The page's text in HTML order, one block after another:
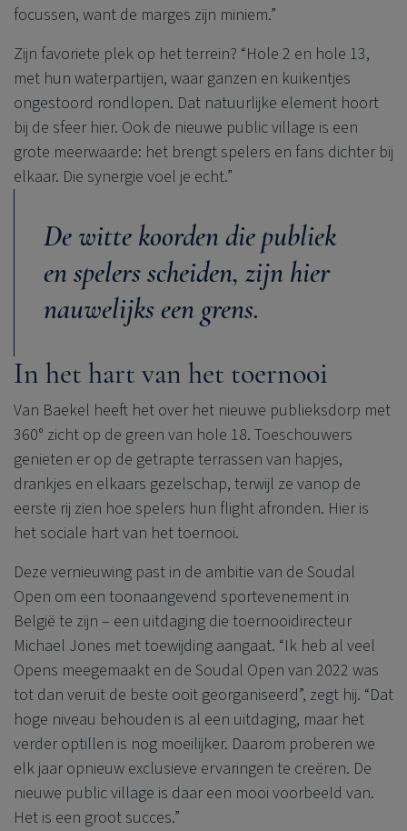
focussen, want de marges zijn miniem.”
Zijn favoriete plek op het terrein? “Hole 2 en hole 13,
met hun waterpartijen, waar ganzen en kuikentjes
ongestoord rondlopen. Dat natuurlijke element hoort
bij de sfeer hier. Ook de nieuwe public village is een
grote meerwaarde: het brengt spelers en fans dichter bij
elkaar. Die synergie voel je echt.”
De witte koorden die publiek
en spelers scheiden, zijn hier
nauwelijks een grens.
In het hart van het toernooi
Van Baekel heeft het over het nieuwe publieksdorp met
360° zicht op de green van hole 18. Toeschouwers
genieten er op de getrapte terrassen van hapjes,
drankjes en elkaars gezelschap, terwijl ze vanop de
eerste rij zien hoe spelers hun flight afronden. Hier is
het sociale hart van het toernooi.
Deze vernieuwing past in de ambitie van de Soudal
Open om een toonaangevend sportevenement in
België te zijn – een uitdaging die toernooidirecteur
Michael Jones met toewijding aangaat. “Ik heb al veel
Opens meegemaakt en de Soudal Open van 2022 was
tot dan veruit de beste ooit georganiseerd”, zegt hij. “Dat
hoge niveau behouden is al een uitdaging, maar het
verder optillen is nog moeilijker. Daarom proberen we
elk jaar opnieuw exclusieve ervaringen te creëren. De
nieuwe public village is daar een mooi voorbeeld van.
Het is een groot succes.”